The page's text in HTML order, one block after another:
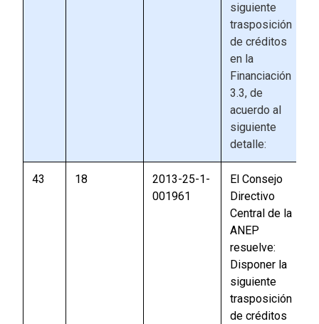
siguiente
trasposición
de créditos
en la
Financiación
3.3, de
acuerdo al
siguiente
detalle:
43 18
2013-25-1-
001961
El Consejo
Directivo
Central de la
ANEP
resuelve:
Disponer la
siguiente
trasposición
de créditos